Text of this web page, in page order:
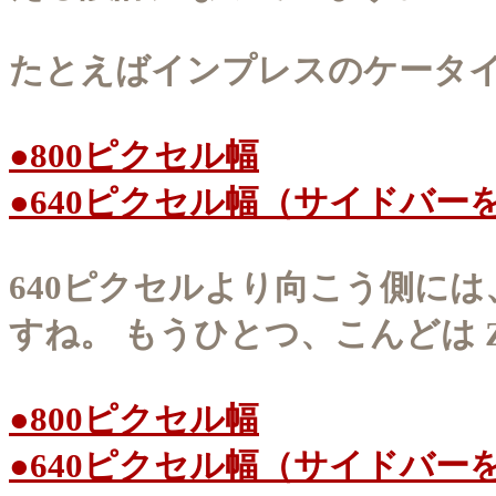
たとえばインプレスのケータ
●800ピクセル幅
●640ピクセル幅（サイドバー
640ピクセルより向こう側に
すね。 もうひとつ、こんどは
●800ピクセル幅
●640ピクセル幅（サイドバー